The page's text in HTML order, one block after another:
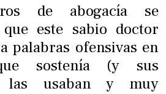
de abogacía se
este sabio doctor
palabras ofensivas en
sostenía (y sus
las usaban y muy